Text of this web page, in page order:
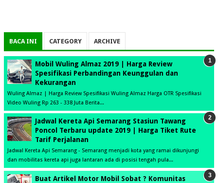
BACA INI CATEGORY ARCHIVE
Mobil Wuling Almaz 2019 | Harga Review
Spesifikasi Perbandingan Keunggulan dan
Kekurangan
Wuling Almaz | Harga Review Spesifikasi Wuling Almaz Harga OTR Spesifikasi
Video Wuling Rp 263 - 338 Juta Berita...
Jadwal Kereta Api Semarang Stasiun Tawang
Poncol Terbaru update 2019 | Harga Tiket Rute
Tarif Perjalanan
Jadwal Kereta Api Semarang - Semarang menjadi kota yang ramai dikunjungi
dan mobilitas kereta api juga lantaran ada di posisi tengah pula...
Buat Artikel Motor Mobil Sobat ? Komunitas